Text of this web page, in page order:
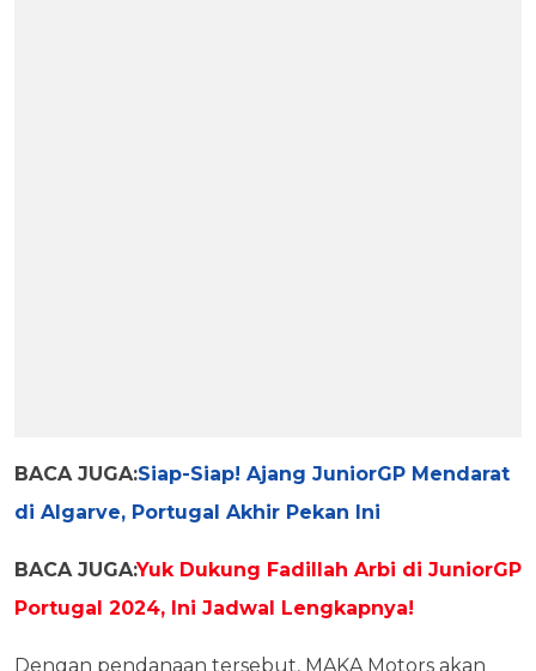
BACA JUGA:Siap-Siap! Ajang JuniorGP Mendarat
di Algarve, Portugal Akhir Pekan Ini
BACA JUGA:Yuk Dukung Fadillah Arbi di JuniorGP
Portugal 2024, Ini Jadwal Lengkapnya!
Dengan pendanaan tersebut, MAKA Motors akan